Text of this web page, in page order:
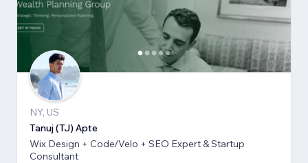
NY, US
Tanuj (TJ) Apte
Wix Design + Code/Velo + SEO Expert & Startup
Consultant